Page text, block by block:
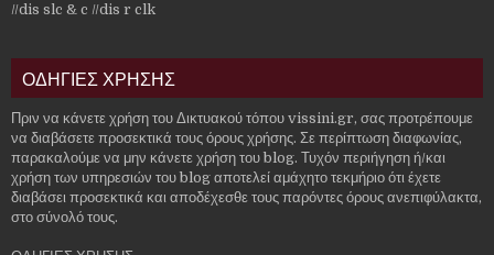
//dis slc & c //dis r clk
ΟΔΗΓΙΕΣ ΧΡΗΣΗΣ
Πριν να κάνετε χρήση του Δικτυακού τόπου vissini.gr, σας προτρέπουμε
να διαβάσετε προσεκτικά τους όρους χρήσης. Σε περίπτωση διαφωνίας,
παρακαλούμε να μην κάνετε χρήση του blog. Τυχόν περιήγηση ή/και
χρήση των υπηρεσιών του blog αποτελεί αμάχητο τεκμήριο ότι έχετε
διαβάσει προσεκτικά και αποδέχεσθε τους παρόντες όρους ανεπιφύλακτα,
στο σύνολό τους.